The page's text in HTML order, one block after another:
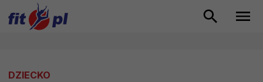
DZIECKO